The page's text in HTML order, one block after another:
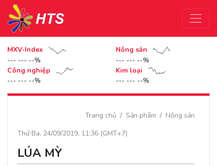
MXV-Index
--- --- --%
Nông sản
--- --- --%
Công nghiệp
--- --- --%
Kim loại
--- --- --%
Trang chủ Sản phẩm
Nông sản
Thứ Ba, 24/09/2019, 11:36 (GMT+7)
LÚA MỲ